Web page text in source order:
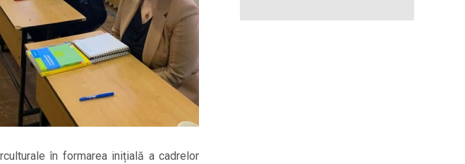
în formarea inițială a cadrelor